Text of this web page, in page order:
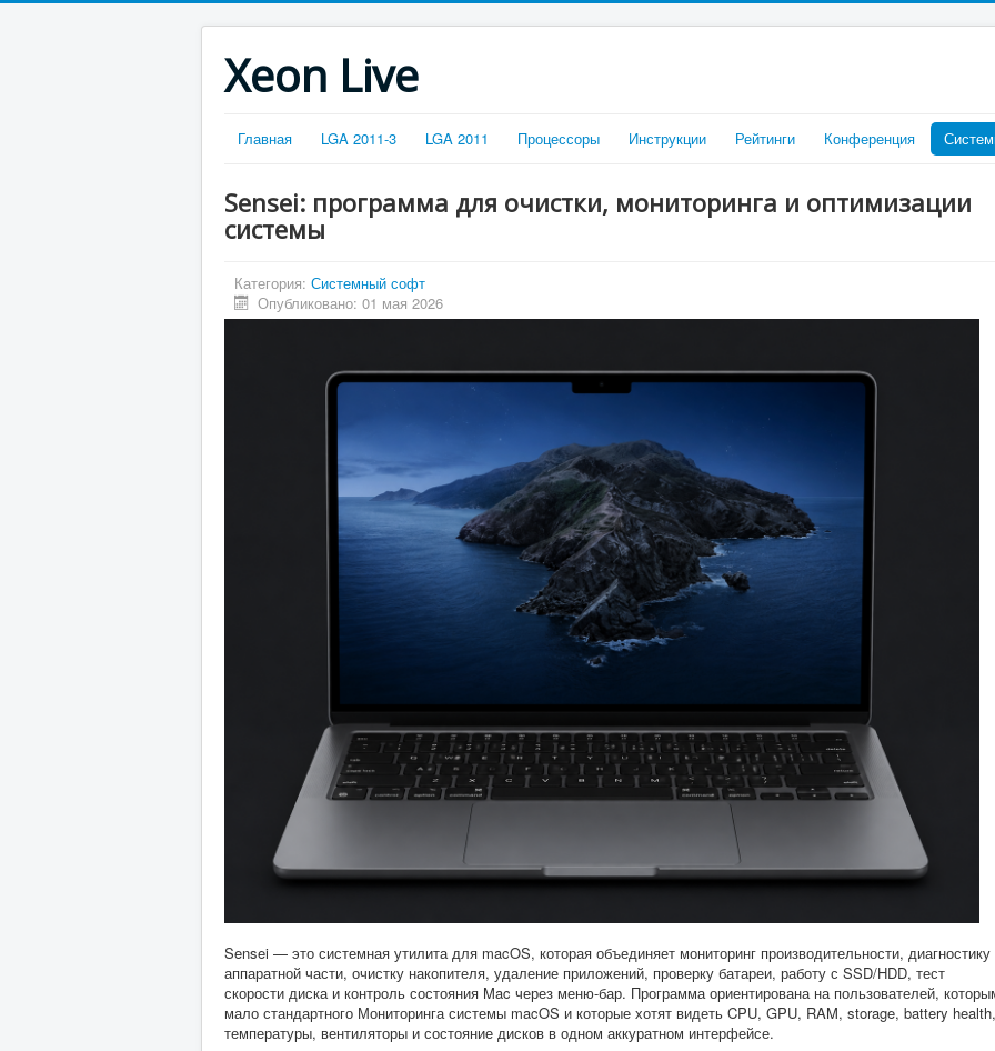
Xeon Live
Главная LGA 2011-3 LGA 2011 Процессоры Инструкции Рейтинги Конференция
Sensei: программа для очистки, мониторинга и оптимизации
системы
Категория: Системный софт
Опубликовано: 01 мая 2026
Sensei — это системная утилита для macOS, которая объединяет мониторинг производительности, диагностику
аппаратной части, очистку накопителя, удаление приложений, проверку батареи, работу с SSD/HDD, тест
скорости диска и контроль состояния Mac через меню-бар. Программа ориентирована на пользователей,
мало стандартного Мониторинга системы macOS и которые хотят видеть CPU, GPU, RAM, storage, battery health,
температуры, вентиляторы и состояние дисков в одном аккуратном интерфейсе.